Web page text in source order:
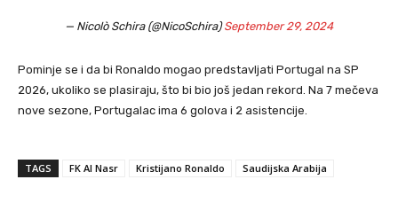
— Nicolò Schira (@NicoSchira)September 29, 2024
Pominje se i da bi Ronaldo mogao predstavljati Portugal na SP
2026, ukoliko se plasiraju, što bi bio još jedan rekord. Na 7 mečeva
nove sezone, Portugalac ima 6 golova i 2 asistencije.
TAGS FK Al Nasr Kristijano Ronaldo Saudijska Arabija